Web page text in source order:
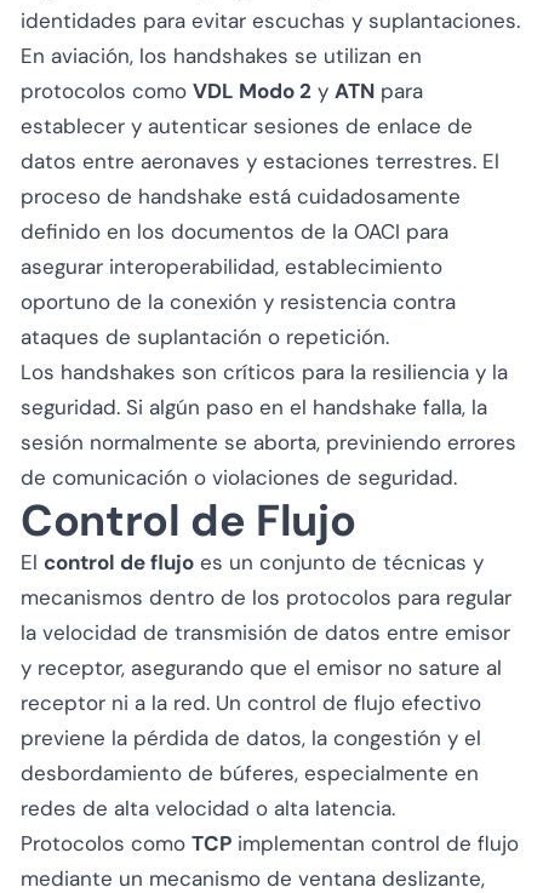
identidades para evitar escuchas y suplantaciones.
En aviación, los handshakes se utilizan en
protocolos como VDL Modo 2 y ATN para
establecer y autenticar sesiones de enlace de
datos entre aeronaves y estaciones terrestres. El
proceso de handshake está cuidadosamente
definido en los documentos de la OACI para
asegurar interoperabilidad, establecimiento
oportuno de la conexión y resistencia contra
ataques de suplantación o repetición.
Los handshakes son críticos para la resiliencia y la
seguridad. Si algún paso en el handshake falla, la
sesión normalmente se aborta, previniendo errores
de comunicación o violaciones de seguridad.
Control de Flujo
El control de flujo es un conjunto de técnicas y
mecanismos dentro de los protocolos para regular
la velocidad de transmisión de datos entre emisor
y receptor, asegurando que el emisor no sature al
receptor ni a la red. Un control de flujo efectivo
previene la pérdida de datos, la congestión y el
desbordamiento de búferes, especialmente en
redes de alta velocidad o alta latencia.
Protocolos como TCP implementan control de flujo
mediante un mecanismo de ventana deslizante,